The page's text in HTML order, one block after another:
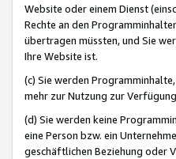
Website oder einem Dienst
Rechte an den
übertragen müssten, und Sie
Ihre Website ist.
(c) Sie werden
mehr zur Nutzung zur
(d) Sie werden keine
eine Person bzw. ein
geschäftlichen Beziehung oder